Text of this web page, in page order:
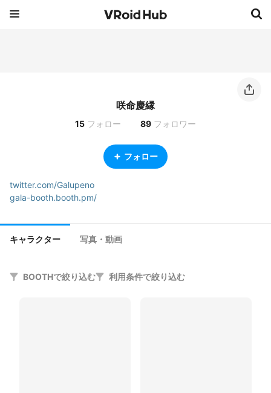
咲命慶縁
15 フォロー 89 フォロワー
フォロー
twitter.com/Galupeno
gala-booth.booth.pm/
キャラクター 写真・動画
BOOTHで絞り込む 利用条件で絞り込む